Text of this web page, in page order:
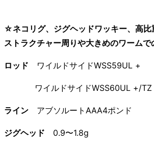
☆ネコリグ、ジグヘッドワッキー、高比
ストラクチャー周りや大きめのワームで
ロッド ワイルドサイドWSS59UL +
ワイルドサイドWSS60UL +/TZ
ライン アブソルートAAA4ポンド
ジグヘッド 0.9〜1.8g